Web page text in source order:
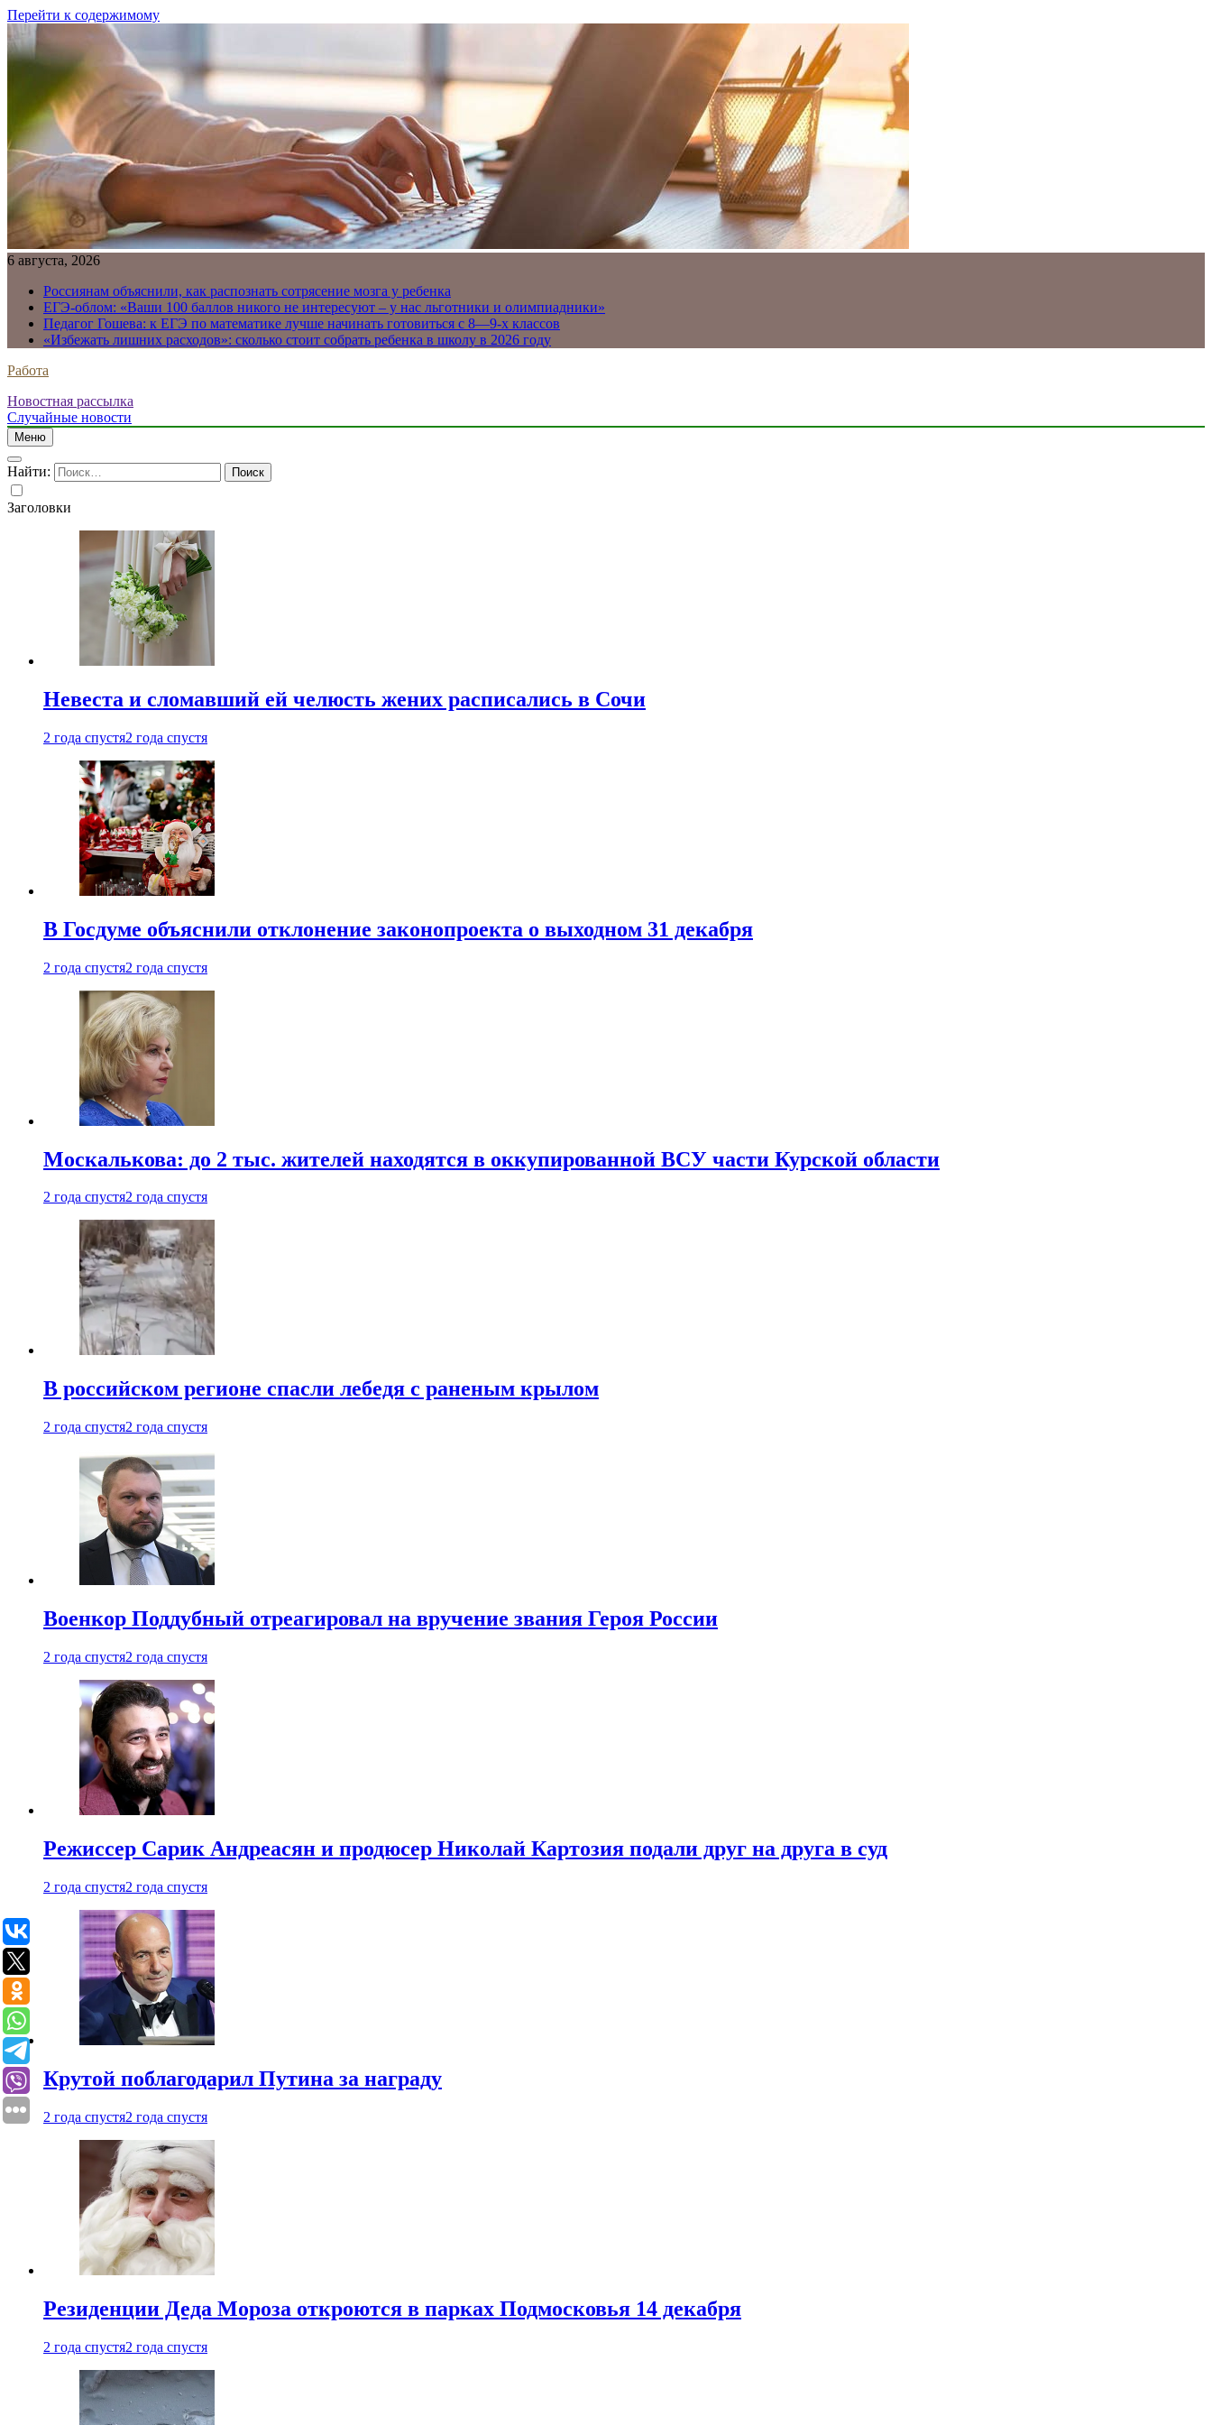
Перейти к содержимому
6 августа, 2026
Россиянам объяснили, как распознать сотрясение мозга у ребенка
ЕГЭ-облом: «Ваши 100 баллов никого не интересуют – у нас льготники и олимпиадники»
Педагог Гошева: к ЕГЭ по математике лучше начинать готовиться с 8—9-х классов
«Избежать лишних расходов»: сколько стоит собрать ребенка в школу в 2026 году
Работа
Новостная рассылка
Случайные новости
Меню
Найти:
Заголовки
Невеста и сломавший ей челюсть жених расписались в Сочи
2 года спустя2 года спустя
В Госдуме объяснили отклонение законопроекта о выходном 31 декабря
2 года спустя2 года спустя
Москалькова: до 2 тыс. жителей находятся в оккупированной ВСУ части Курской области
2 года спустя2 года спустя
В российском регионе спасли лебедя с раненым крылом
2 года спустя2 года спустя
Военкор Поддубный отреагировал на вручение звания Героя России
2 года спустя2 года спустя
Режиссер Сарик Андреасян и продюсер Николай Картозия подали друг на друга в суд
2 года спустя2 года спустя
Крутой поблагодарил Путина за награду
2 года спустя2 года спустя
Резиденции Деда Мороза откроются в парках Подмосковья 14 декабря
2 года спустя2 года спустя